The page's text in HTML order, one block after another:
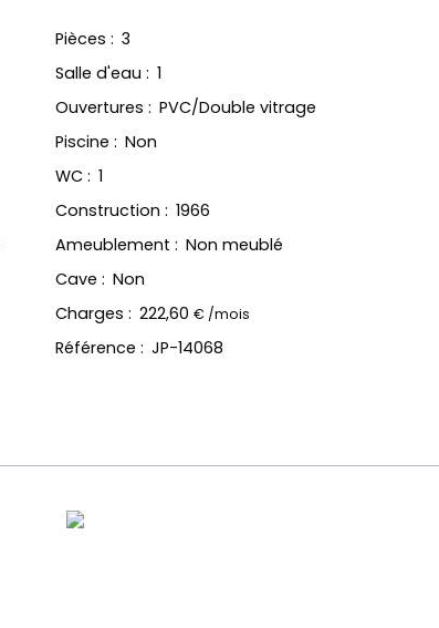
Pièces : 3
Salle d'eau : 1
Ouvertures : PVC/Double vitrage
Piscine : Non
WC : 1
Construction : 1966
Ameublement : Non meublé
Cave : Non
Charges : 222,60 € /mois
Référence : JP-14068